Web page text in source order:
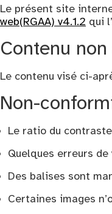
Le présent site
web(RGAA) v4.1.2 qui
Contenu
Le contenu visé ci-
Non-
Le ratio du
Quelques erreurs
Des balises sont
Certaines images